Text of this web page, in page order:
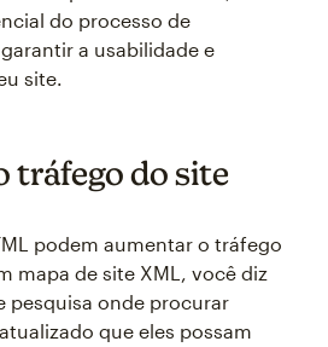
do processo de
a usabilidade e
site.
tráfego do site
podem aumentar o tráfego
mapa de site XML, você diz
pesquisa onde procurar
que eles possam